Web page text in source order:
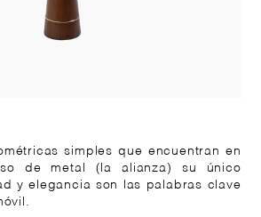
simples que encuentran en
de metal (la alianza) su único
y elegancia son las palabras clave